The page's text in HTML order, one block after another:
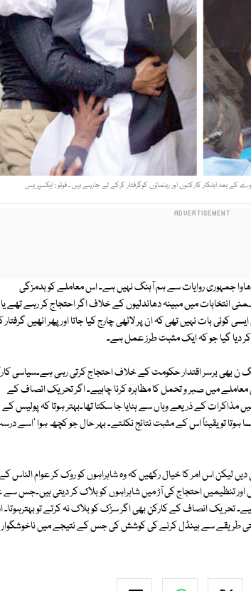
بعد اہلکار کارکنوں اور رہنماؤں کوگرفتار کرکے لے جارہے ہیں ۔ فوٹو : ایکسپریس
جمہوری روایات سے ہم آہنگ نہیں ہے۔ اس معاملے کو بدمزگی
انتخابات میں مبینہ دھاندلیوں کے خلاف اگر احتجاج کر رہے تھے یا
کوئی بات نہیں تھی کہ ان پر لاٹھی چارج کیا جاتا اور پھر انھیں گرفتار
کر دیا گیا جو کہ ایک مثبت طرز عمل ہے۔
بھی برسر اقتدار حکومت کے خلاف احتجاج کرتی رہی ہے۔سیاسی
میں صبر و تحمل کا مظاہرہ کرنا چاہیے۔ اگر تحریک انصاف کے
مذاکرات کے ذریعے وہاں سے ہٹایا جا سکتا تھا۔بہتر ہوتا کہ پولیس کے
ہوتا تو یقیناً اس کے مثبت نتائج نکلتے۔ بہر حال جو کچھ ہوا 'اسے
لیکن اس امر کا خیال رکھیں کہ وہ شاہراہوں کو روک کر عوام الناس
تنظیمیں احتجاج کی آڑ میں شاہراہوں کو بلاک کر دیتی ہیں۔جس سے
تحریک انصاف کے کارکن بھی اگر سڑک کو بلاک نہ کرتے تو بہترہوتا۔
طریقے سے ہینڈل کرنے کی کوشش کی جس کے نتیجے میں ناخوشگوار